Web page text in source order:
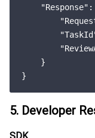
"Response"
    }
5. Developer